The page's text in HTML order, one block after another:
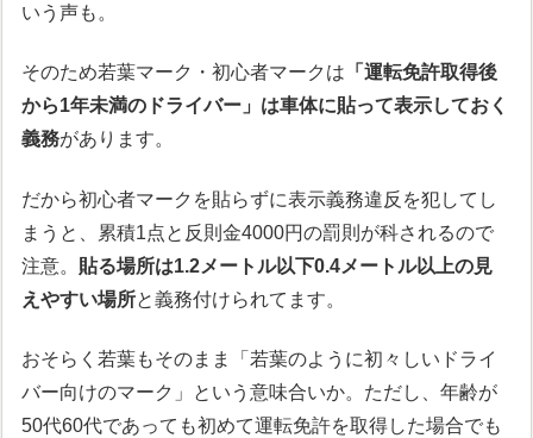
いう声も。
そのため若葉マーク・初心者マークは 「運転免許取得後
から1年未満のドライバー」は車体に貼って表示しておく
義務があります。
だから初心者マークを貼らずに表示義務違反を犯してし
まうと、累積1点と反則金4000円の罰則が科されるので
注意。 貼る場所は1.2メートル以下0.4メートル以上の見
えやすい場所と義務付けられてます。
おそらく若葉もそのまま「若葉のように初々しいドライ
バー向けのマーク」という意味合いか。ただし、年齢が
50代60代であっても初めて運転免許を取得した場合でも